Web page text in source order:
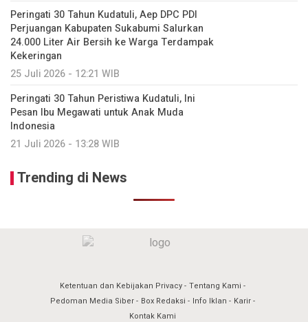
Peringati 30 Tahun Kudatuli, Aep DPC PDI
Perjuangan Kabupaten Sukabumi Salurkan
24.000 Liter Air Bersih ke Warga Terdampak
Kekeringan
25 Juli 2026 - 12:21 WIB
Peringati 30 Tahun Peristiwa Kudatuli, Ini
Pesan Ibu Megawati untuk Anak Muda
Indonesia
21 Juli 2026 - 13:28 WIB
Trending di News
Ketentuan dan Kebijakan Privacy Tentang Kami
Pedoman Media Siber
Box Redaksi Info Iklan
Karir
Kontak Kami